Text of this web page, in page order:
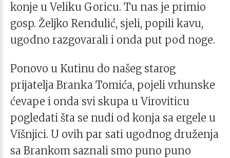
konje u Veliku Goricu. Tu nas je primio
gosp. Željko Rendulić, sjeli, popili kavu,
ugodno razgovarali i onda put pod noge.
Ponovo u Kutinu do našeg starog
prijatelja Branka Tomića, pojeli vrhunske
ćevape i onda svi skupa u Viroviticu
pogledati šta se nudi od konja sa ergele u
Višnjici. U ovih par sati ugodnog druženja
sa Brankom saznali smo puno puno